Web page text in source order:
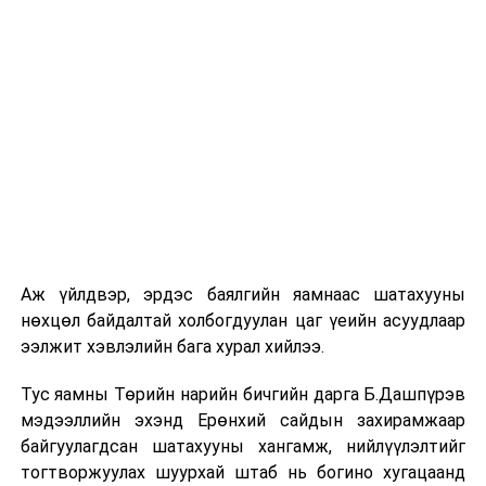
Эрчим хүчний яамны Шинжлэх ухаан, технологийн
зөвлөл хуралдлаа
Аж үйлдвэр, эрдэс баялгийн яамнаас шатахууны
нөхцөл байдалтай холбогдуулан цаг үеийн асуудлаар
ээлжит хэвлэлийн бага хурал хийлээ.
Тус яамны Төрийн нарийн бичгийн дарга Б.Дашпүрэв
мэдээллийн эхэнд Ерөнхий сайдын захирамжаар
байгуулагдсан шатахууны хангамж, нийлүүлэлтийг
тогтворжуулах шуурхай штаб нь богино хугацаанд